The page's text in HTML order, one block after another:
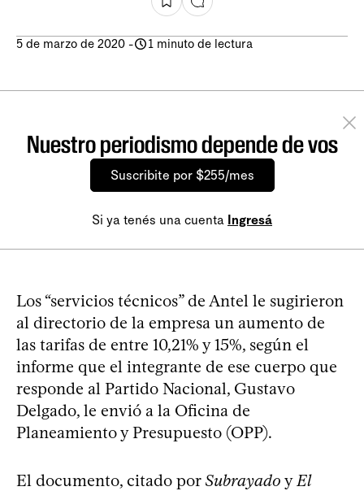
5 de marzo de 2020 - 1 minuto de lectura
Nuestro periodismo depende de vos
Suscribite por $255/mes
Si ya tenés una cuenta Ingresá
Los “servicios técnicos” de Antel le sugirieron
al directorio de la empresa un aumento de
las tarifas de entre 10,21% y 15%, según el
informe que el integrante de ese cuerpo que
responde al Partido Nacional, Gustavo
Delgado, le envió a la Oficina de
Planeamiento y Presupuesto (OPP).
El documento, citado por Subrayado y El